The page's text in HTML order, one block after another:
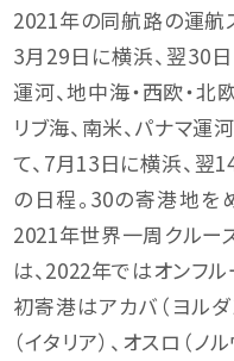
2021年の同航路の運航
3月29日に横浜、翌30
運河、地中海・西欧・北
リブ海、南米、パナマ運
て、7月13日に横浜、
の日程。30の寄港地を
2021年世界一周クルー
は、2022年ではオンフ
初寄港はアカバ（ヨルダ
（イタリア）、オスロ（